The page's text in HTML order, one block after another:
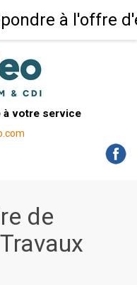
à votre service
de
à l'offre